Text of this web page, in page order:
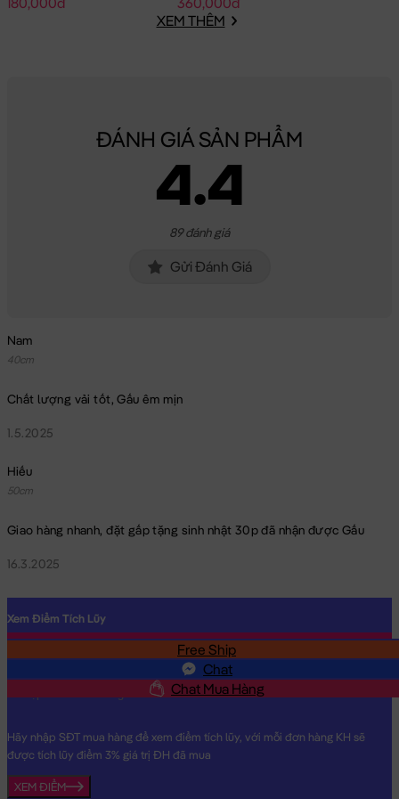
XEM THÊM
ĐÁNH GIÁ SẢN PHẨM
4.4
89 đánh giá
Gửi Đánh Giá
Nam
40cm
Chất lượng vải tốt, Gấu êm mịn
1.5.2025
Hiếu
50cm
Giao hàng nhanh, đặt gấp tặng sinh nhật 30p đã nhận được Gấu
16.3.2025
Free Ship
Chat
Chat Mua Hàng
Xem Điểm Tích Lũy
Hãy nhập SĐT mua hàng để xem điểm tích lũy, với mỗi đơn hàng KH sẽ
được tích lũy điểm 3% giá trị ĐH đã mua
XEM ĐIỂM